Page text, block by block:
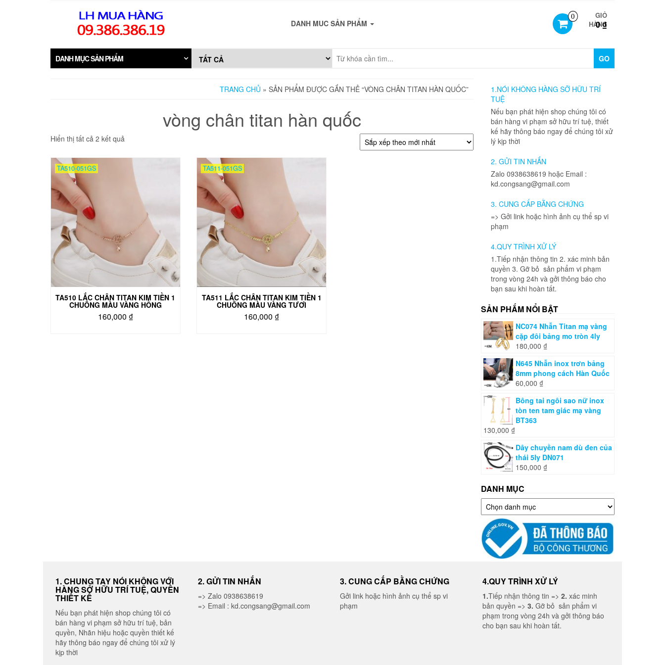
0
GIỎ
HÀNG
0 ₫
DANH MUC SẢN PHẨM
DANH MỤC SẢN PHẨM GO
TRANG CHỦ » SẢN PHẨM ĐƯỢC GẮN THẺ “VÒNG CHÂN TITAN HÀN QUỐC”
vòng chân titan hàn quốc
Hiển thị tất cả 2 kết quả
xếp
theo
mới
nhất
TA510-051GS
TA510 LẮC CHÂN TITAN KIM TIỀN 1
CHUÔNG MÀU VÀNG HỒNG
160,000 ₫
TA511-051GS
TA511 LẮC CHÂN TITAN KIM TIỀN 1
CHUÔNG MÀU VÀNG TƯƠI
160,000 ₫
1.NÓI KHÔNG HÀNG SỠ HỮU TRÍ
TUỆ
Nếu bạn phát hiện shop chúng tôi có
bán hàng vi phạm sở hữu trí tuệ, thiết
kế hãy thông báo ngay để chúng tôi xử
lý kịp thời
2. GỬI TIN NHẮN
Zalo 0938638619 hoặc Email :
kd.congsang@gmail.com
3. CUNG CẤP BẰNG CHỨNG
=> Gởi link hoặc hình ảnh cụ thể sp vi
phạm
4.QUY TRÌNH XỬ LÝ
1.Tiếp nhận thông tin 2. xác minh bản
quyền 3. Gỡ bỏ sản phẩm vi phạm
trong vòng 24h và gởi thông báo cho
bạn sau khi hoàn tất.
SẢN PHẨM NỔI BẬT
NC074 Nhẫn Titan mạ vàng
cặp đôi bảng mo tròn 4ly
180,000 ₫
N645 Nhẫn inox trơn bảng
8mm phong cách Hàn Quốc
60,000 ₫
Bông tai ngôi sao nữ inox
tòn ten tam giác mạ vàng
BT363
130,000 ₫
Dây chuyền nam dù đen của
thái 5ly DN071
150,000 ₫
DANH MỤC
Danh
mục
1. CHUNG TAY NÓI KHÔNG VỚI
HÀNG SỞ HỮU TRÍ TUỆ, QUYỀN
THIẾT KẾ
Nếu bạn phát hiện shop chúng tôi có
bán hàng vi phạm sở hữu trí tuệ, bản
quyền, Nhãn hiệu hoặc quyền thiết kế
hãy thông báo ngay để chúng tôi xử lý
kịp thời
2. GỬI TIN NHẮN
=> Zalo 0938638619
=> Email : kd.congsang@gmail.com
3. CUNG CẤP BẰNG CHỨNG
Gởi link hoặc hình ảnh cụ thể sp vi
phạm
4.QUY TRÌNH XỬ LÝ
1.Tiếp nhận thông tin => 2. xác minh
bản quyền => 3. Gỡ bỏ sản phẩm vi
phạm trong vòng 24h và gởi thông báo
cho bạn sau khi hoàn tất.